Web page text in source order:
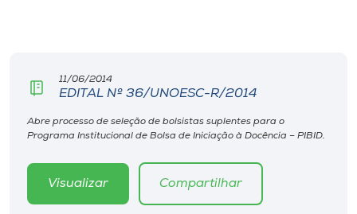
Rádio
11/06/2014
EDITAL Nº 36/UNOESC-R/2014
Abre processo de seleção de bolsistas suplentes para o
Programa Institucional de Bolsa de Iniciação à Docência – PIBID.
Visualizar Compartilhar